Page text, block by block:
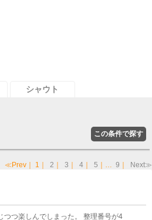
シャウト
≪Prev 1 2 3 4 5 ｜… 9 Next≫
つ楽しんでしまった。 整理番号が4